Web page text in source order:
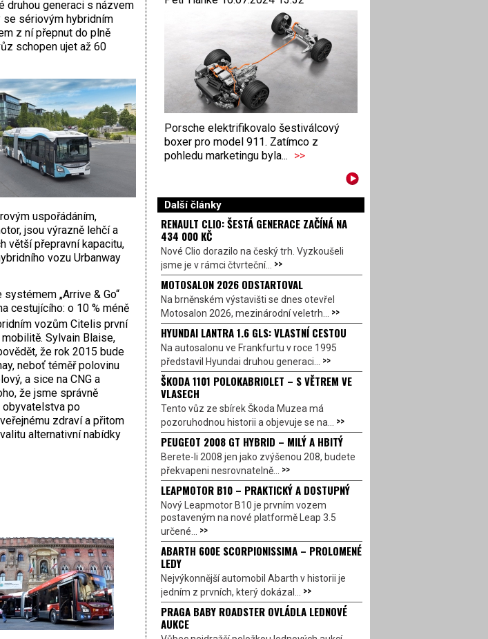
druhou generaci s názvem
se sériovým hybridním
z ní přepnut do plně
schopen ujet až 60
uspořádáním,
jsou výrazně lehčí a
větší přepravní kapacitu,
vozu Urbanway
„Arrive & Go“
cestujícího: o 10 % méně
vozům Citelis první
Sylvain Blaise,
že rok 2015 bude
neboť téměř polovinu
a sice na CNG a
že jsme správně
obyvatelstva po
zdraví a přitom
alternativní nabídky
Porsche elektrifikovalo šestiválcový
boxer pro model 911. Zatímco z
pohledu marketingu byla... >>
Další články
RENAULT CLIO: ŠESTÁ GENERACE ZAČÍNÁ NA
434 000 KČ
Nové Clio dorazilo na český trh. Vyzkoušeli
jsme je v rámci čtvrteční... >>
MOTOSALON 2026 ODSTARTOVAL
Na brněnském výstavišti se dnes otevřel
Motosalon 2026, mezinárodní veletrh... >>
HYUNDAI LANTRA 1.6 GLS: VLASTNÍ CESTOU
Na autosalonu ve Frankfurtu v roce 1995
představil Hyundai druhou generaci... >>
ŠKODA 1101 POLOKABRIOLET – S VĚTREM VE
VLASECH
Tento vůz ze sbírek Škoda Muzea má
pozoruhodnou historii a objevuje se na... >>
PEUGEOT 2008 GT HYBRID – MILÝ A HBITÝ
Berete-li 2008 jen jako zvýšenou 208, budete
překvapeni nesrovnatelně... >>
LEAPMOTOR B10 – PRAKTICKÝ A DOSTUPNÝ
Nový Leapmotor B10 je prvním vozem
postaveným na nové platformě Leap 3.5
určené... >>
ABARTH 600E SCORPIONISSIMA – PROLOMENÉ
LEDY
Nejvýkonnější automobil Abarth v historii je
jedním z prvních, který dokázal... >>
PRAGA BABY ROADSTER OVLÁDLA LEDNOVÉ
AUKCE